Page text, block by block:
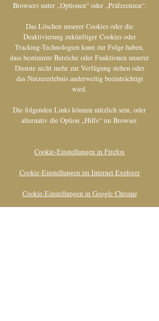
Browsers unter „Optionen“ oder „Präferenzen“.
Das Löschen unserer Cookies oder die
Deaktivierung zukünftiger Cookies oder
Tracking-Technologien kann zur Folge haben,
dass bestimmte Bereiche oder Funktionen unserer
Dienste nicht mehr zur Verfügung stehen oder
das Nutzererlebnis anderweitig beeinträchtigt
wird.
Die folgenden Links können nützlich sein, oder
alternativ die Option „Hilfe“ im Browser.
Cookie-Einstellungen in Firefox
Cookie-Einstellungen im Internet Explorer
Cookie-Einstellungen in Google Chrome